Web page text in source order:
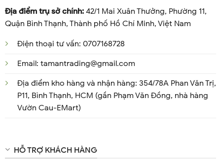
Địa điểm trụ sở chính:42/1 Mai Xuân Thưởng, Phường 11,
Quận Bình Thạnh, Thành phố Hồ Chí Minh, Việt Nam
Điện thoại tư vấn: 0707168728
Email: tamantrading@gmail.com
Địa điểm kho hàng và nhận hàng: 354/78A Phan Văn Trị,
P11, Bình Thạnh, HCM (gần Phạm Văn Đồng, nhà hàng
Vườn Cau-EMart)
HỖ TRỢ KHÁCH HÀNG